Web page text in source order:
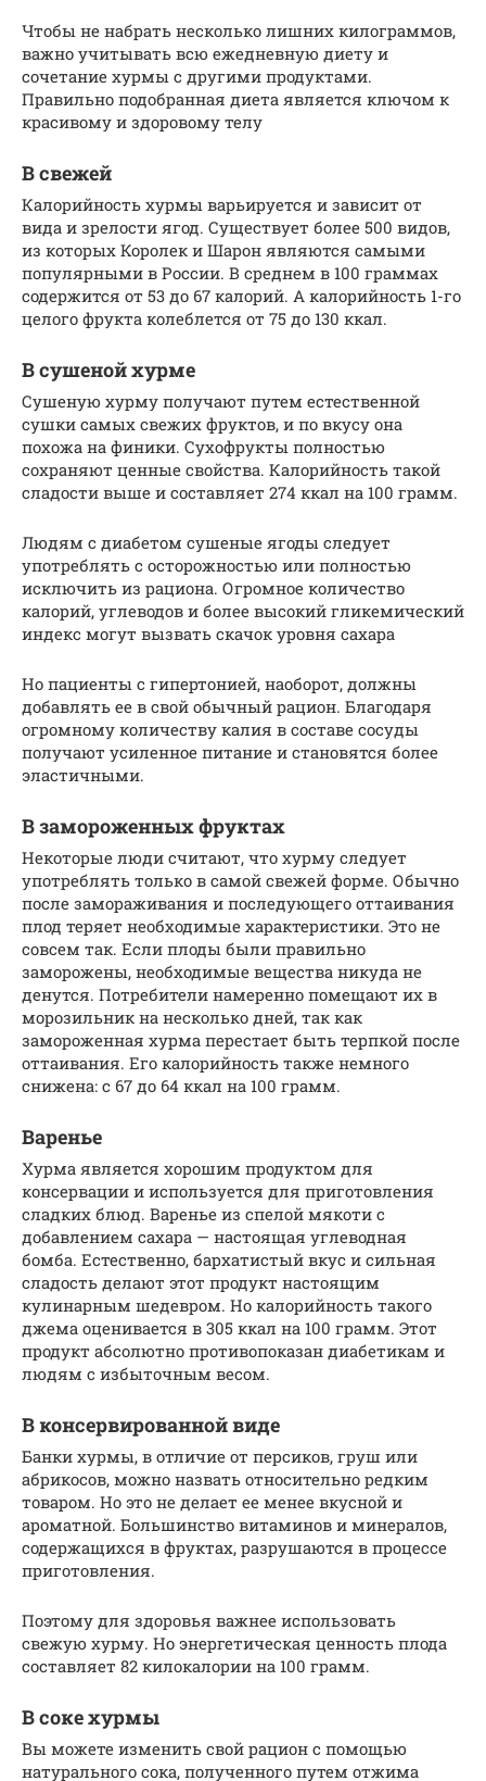
Чтобы не набрать несколько лишних килограммов,
важно учитывать всю ежедневную диету и
сочетание хурмы с другими продуктами.
Правильно подобранная диета является ключом к
красивому и здоровому телу
В свежей
Калорийность хурмы варьируется и зависит от
вида и зрелости ягод. Существует более 500 видов,
из которых Королек и Шарон являются самыми
популярными в России. В среднем в 100 граммах
содержится от 53 до 67 калорий. А калорийность 1-го
целого фрукта колеблется от 75 до 130 ккал.
В сушеной хурме
Сушеную хурму получают путем естественной
сушки самых свежих фруктов, и по вкусу она
похожа на финики. Сухофрукты полностью
сохраняют ценные свойства. Калорийность такой
сладости выше и составляет 274 ккал на 100 грамм.
Людям с диабетом сушеные ягоды следует
употреблять с осторожностью или полностью
исключить из рациона. Огромное количество
калорий, углеводов и более высокий гликемический
индекс могут вызвать скачок уровня сахара
Но пациенты с гипертонией, наоборот, должны
добавлять ее в свой обычный рацион. Благодаря
огромному количеству калия в составе сосуды
получают усиленное питание и становятся более
эластичными.
В замороженных фруктах
Некоторые люди считают, что хурму следует
употреблять только в самой свежей форме. Обычно
после замораживания и последующего оттаивания
плод теряет необходимые характеристики. Это не
совсем так. Если плоды были правильно
заморожены, необходимые вещества никуда не
денутся. Потребители намеренно помещают их в
морозильник на несколько дней, так как
замороженная хурма перестает быть терпкой после
оттаивания. Его калорийность также немного
снижена: с 67 до 64 ккал на 100 грамм.
Варенье
Хурма является хорошим продуктом для
консервации и используется для приготовления
сладких блюд. Варенье из спелой мякоти с
добавлением сахара — настоящая углеводная
бомба. Естественно, бархатистый вкус и сильная
сладость делают этот продукт настоящим
кулинарным шедевром. Но калорийность такого
джема оценивается в 305 ккал на 100 грамм. Этот
продукт абсолютно противопоказан диабетикам и
людям с избыточным весом.
В консервированной виде
Банки хурмы, в отличие от персиков, груш или
абрикосов, можно назвать относительно редким
товаром. Но это не делает ее менее вкусной и
ароматной. Большинство витаминов и минералов,
содержащихся в фруктах, разрушаются в процессе
приготовления.
Поэтому для здоровья важнее использовать
свежую хурму. Но энергетическая ценность плода
составляет 82 килокалории на 100 грамм.
В соке хурмы
Вы можете изменить свой рацион с помощью
натурального сока, полученного путем отжима